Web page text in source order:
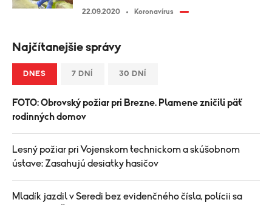
22.09.2020 Koronavírus
Najčítanejšie správy
DNES 7 DNÍ 30 DNÍ
FOTO: Obrovský požiar pri Brezne. Plamene zničili päť
rodinných domov
Lesný požiar pri Vojenskom technickom a skúšobnom
ústave: Zasahujú desiatky hasičov
Mladík jazdil v Seredi bez evidenčného čísla, polícii sa